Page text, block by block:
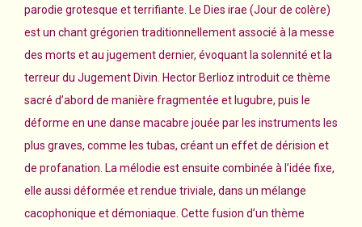
parodie grotesque et terrifiante. Le Dies irae (Jour de colère)
est un chant grégorien traditionnellement associé à la messe
des morts et au jugement dernier, évoquant la solennité et la
terreur du Jugement Divin. Hector Berlioz introduit ce thème
sacré d’abord de manière fragmentée et lugubre, puis le
déforme en une danse macabre jouée par les instruments les
plus graves, comme les tubas, créant un effet de dérision et
de profanation. La mélodie est ensuite combinée à l’idée fixe,
elle aussi déformée et rendue triviale, dans un mélange
cacophonique et démoniaque. Cette fusion d’un thème